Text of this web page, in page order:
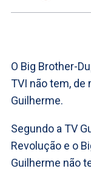
O Big Brother-
TVI não tem,
Guilherme.
Segundo a TV
Revolução e o
Guilherme não